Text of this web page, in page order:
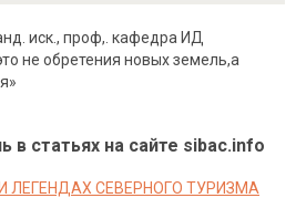
иск., проф,. кафедра ИД
не обретения новых земель,а
в статьях на сайте sibac.info
ЛЕГЕНДАХ СЕВЕРНОГО ТУРИЗМА